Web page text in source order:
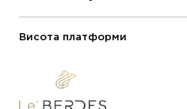
Висота платформи